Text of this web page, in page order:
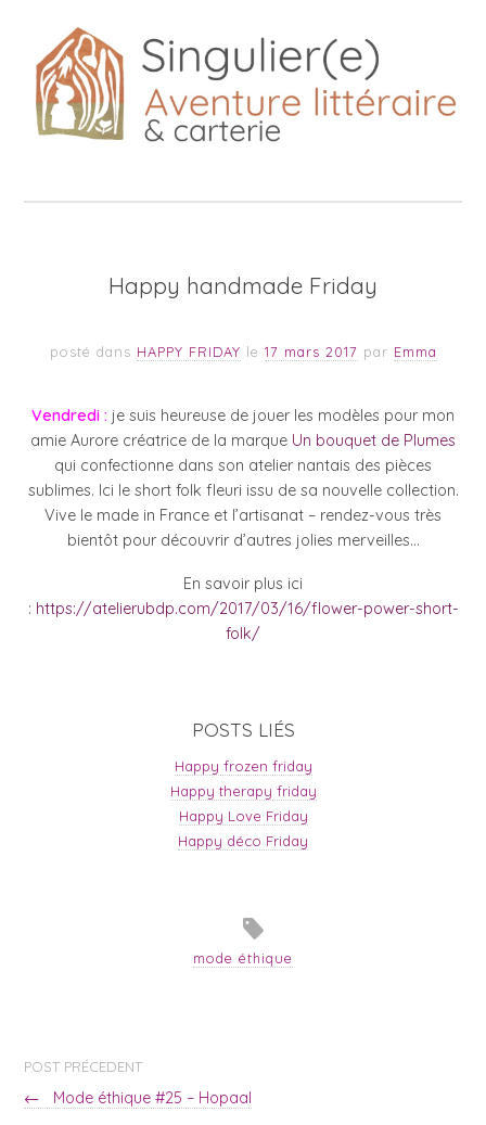
Happy handmade Friday
posté dans HAPPY FRIDAY le 17 mars 2017 par Emma
Vendredi : je suis heureuse de jouer les modèles pour mon
amie Aurore créatrice de la marque Un bouquet de Plumes
qui confectionne dans son atelier nantais des pièces
sublimes. Ici le short folk fleuri issu de sa nouvelle collection.
Vive le made in France et l’artisanat – rendez-vous très
bientôt pour découvrir d’autres jolies merveilles…
En savoir plus ici
: https://atelierubdp.com/2017/03/16/flower-power-short-
folk/
POSTS LIÉS
Happy frozen friday
Happy therapy friday
Happy Love Friday
Happy déco Friday
mode éthique
POST PRÉCEDENT
← Mode éthique #25 – Hopaal